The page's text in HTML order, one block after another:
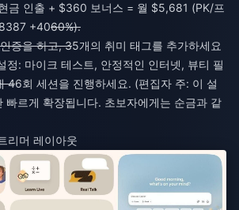
금 인출 + $360 보너스 = 월 $5,681 (PK/프
+4060%).
증을 하고, 35개의 취미 태그를 추가하세요
정: 마이크 테스트, 안정적인 인터넷, 뷰티 필
46회 세션을 진행하세요. (편집자 주: 이 설
빠르게 확장됩니다. 초보자에게는 순금과 같
리머 레이아웃